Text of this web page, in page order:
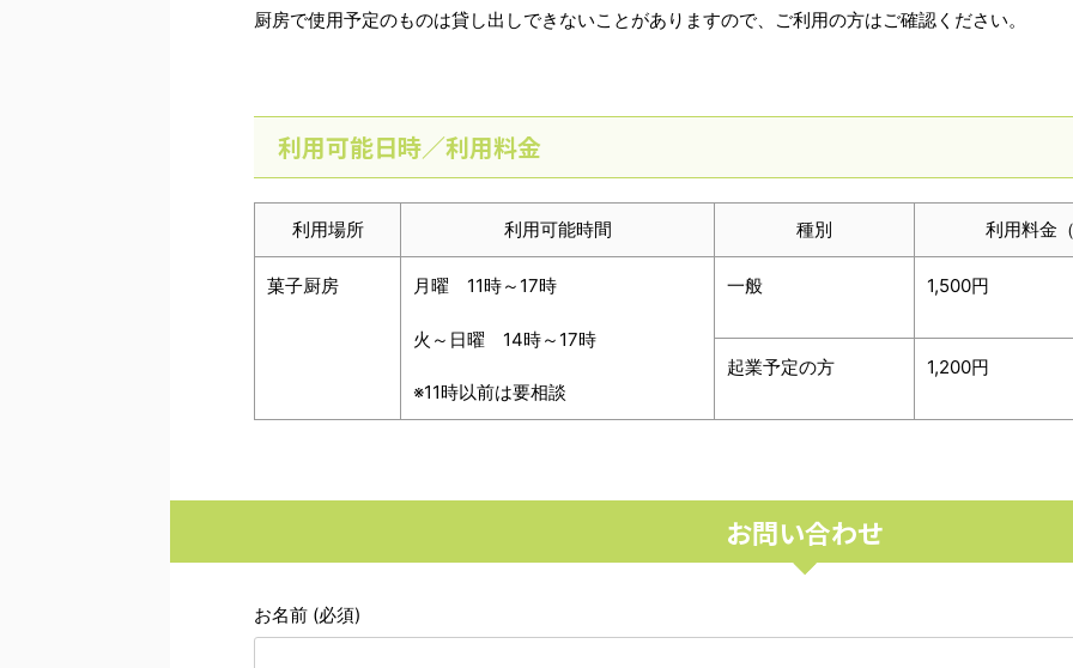
厨房で使用予定のものは貸し出しできないことがありますので、ご利用の方はご確認ください。
利用可能日時／利用料金
利用場所 利用可能時間 種別 利用料金
菓子厨房 月曜 11時～17時
火～日曜 14時～17時
※11時以前は要相談
一般 1,500円
起業予定の方 1,200円
お問い合わせ
お名前 (必須)